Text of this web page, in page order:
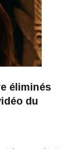
éliminés
du